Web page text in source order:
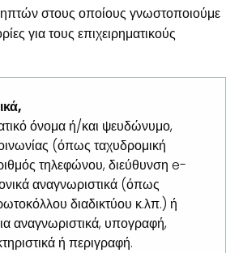
στους οποίους γνωστοποιούμε
για τους επιχειρηματικούς
όνομα ή/και ψευδώνυμο,
(όπως ταχυδρομική
τηλεφώνου, διεύθυνση e-
αναγνωριστικά (όπως
διαδικτύου κ.λπ.) ή
αναγνωριστικά, υπογραφή,
ή περιγραφή.